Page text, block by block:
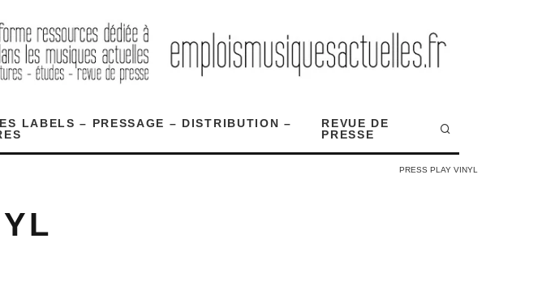
LABELS – PRESSAGE – DISTRIBUTION –
REVUE DE
PRESSE
PRESS PLAY VINYL